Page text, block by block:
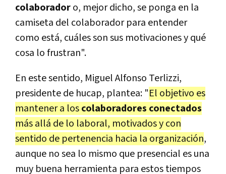
colaboradoro, mejor dicho, se ponga en la
camiseta del colaborador para entender
como está, cuáles son sus motivaciones y qué
cosa lo frustran".
En este sentido, Miguel Alfonso Terlizzi,
presidente de hucap, plantea: "El objetivo es
mantener a loscolaboradores conectados
más allá de lo laboral, motivados y con
sentido de pertenencia hacia la organización,
aunque no sea lo mismo que presencial es una
muy buena herramienta para estos tiempos